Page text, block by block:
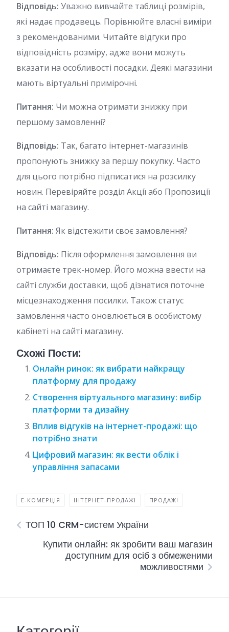
Відповідь: Уважно вивчайте таблиці розмірів,
які надає продавець. Порівнюйте власні виміри
з рекомендованими. Читайте відгуки про
відповідність розміру, адже вони можуть
вказати на особливості посадки. Деякі магазини
мають віртуальні примірочні.
Питання: Чи можна отримати знижку при
першому замовленні?
Відповідь: Так, багато інтернет-магазинів
пропонують знижку за першу покупку. Часто
для цього потрібно підписатися на розсилку
новин. Перевіряйте розділ Акції або Пропозиції
на сайті магазину.
Питання: Як відстежити своє замовлення?
Відповідь: Після оформлення замовлення ви
отримаєте трек-номер. Його можна ввести на
сайті служби доставки, щоб дізнатися поточне
місцезнаходження посилки. Також статус
замовлення часто оновлюється в особистому
кабінеті на сайті магазину.
Схожі Пости:
Онлайн ринок: як вибрати найкращу
платформу для продажу
Створення віртуального магазину: вибір
платформи та дизайну
Вплив відгуків на інтернет-продажі: що
потрібно знати
Цифровий магазин: як вести облік і
управління запасами
Е-КОМЕРЦІЯ ІНТЕРНЕТ-ПРОДАЖІ ПРОДАЖІ
ТОП 10 CRM-систем України
Купити онлайн: як зробити ваш магазин
доступним для осіб з обмеженими
можливостями